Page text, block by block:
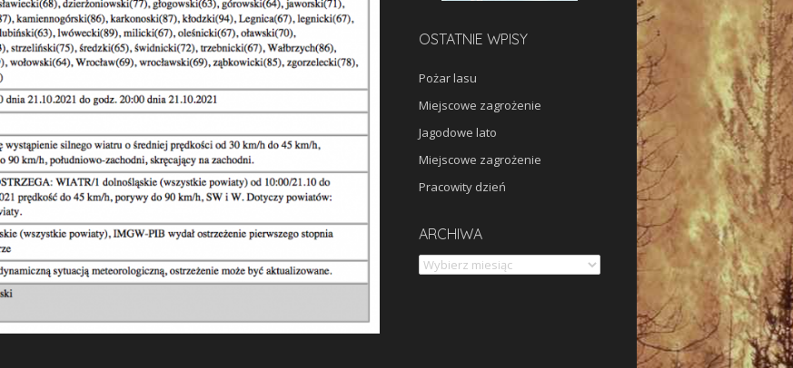
OSTATNIE WPISY
Pożar lasu
Miejscowe zagrożenie
Jagodowe lato
Miejscowe zagrożenie
Pracowity dzień
ARCHIWA
Archiwa